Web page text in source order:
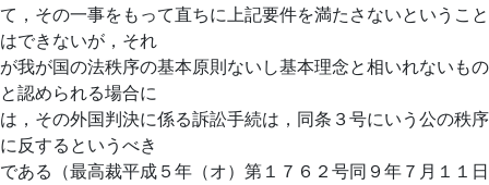
て，その一事をもって直ちに上記要件を満たさないということ
はできないが，それ
が我が国の法秩序の基本原則ないし基本理念と相いれないもの
と認められる場合に
は，その外国判決に係る訴訟手続は，同条３号にいう公の秩序
に反するというべき
である（最高裁平成５年（オ）第１７６２号同９年７月１１日